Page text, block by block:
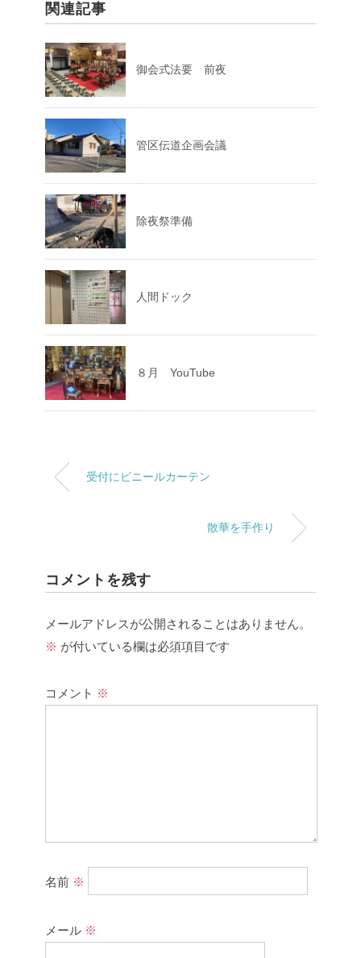
関連記事
御会式法要 前夜
管区伝道企画会議
除夜祭準備
人間ドック
８月 YouTube
受付にビニールカーテン
散華を手作り
コメントを残す
メールアドレスが公開されることはありません。
※ が付いている欄は必須項目です
コメント ※
名前 ※
メール ※